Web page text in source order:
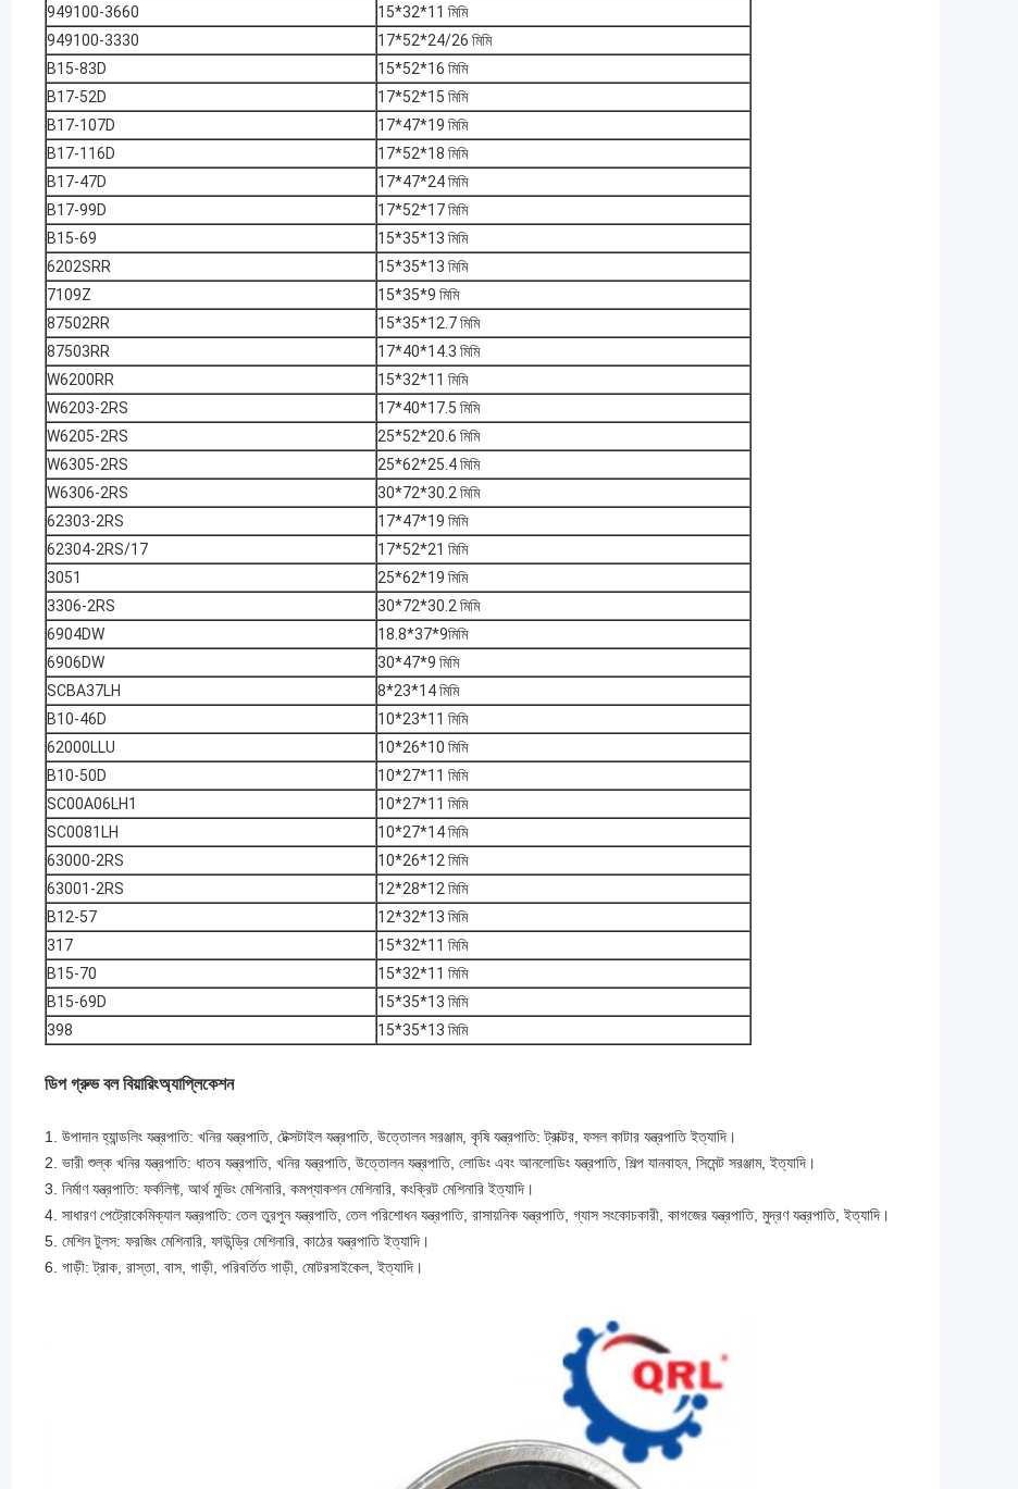
949100-3660
15*32*11 মিমি
949100-3330
17*52*24/26 মিমি
B15-83D
15*52*16 মিমি
B17-52D
17*52*15 মিমি
B17-107D
17*47*19 মিমি
B17-116D
17*52*18 মিমি
B17-47D
17*47*24 মিমি
B17-99D
17*52*17 মিমি
B15-69
15*35*13 মিমি
6202SRR
15*35*13 মিমি
7109Z
15*35*9 মিমি
87502RR
15*35*12.7 মিমি
87503RR
17*40*14.3 মিমি
W6200RR
15*32*11 মিমি
W6203-2RS
17*40*17.5 মিমি
W6205-2RS
25*52*20.6 মিমি
W6305-2RS
25*62*25.4 মিমি
W6306-2RS
30*72*30.2 মিমি
62303-2RS
17*47*19 মিমি
62304-2RS/17
17*52*21 মিমি
3051
25*62*19 মিমি
3306-2RS
30*72*30.2 মিমি
6904DW
18.8*37*9মিমি
6906DW
30*47*9 মিমি
SCBA37LH
8*23*14 মিমি
B10-46D
10*23*11 মিমি
62000LLU
10*26*10 মিমি
B10-50D
10*27*11 মিমি
SC00A06LH1
10*27*11 মিমি
SC0081LH
10*27*14 মিমি
63000-2RS
10*26*12 মিমি
63001-2RS
12*28*12 মিমি
B12-57
12*32*13 মিমি
317
15*32*11 মিমি
B15-70
15*32*11 মিমি
B15-69D
15*35*13 মিমি
398
15*35*13 মিমি
ডিপ গ্রুভ বল বিয়ারিংঅ্যাপ্লিকেশন
1. উপাদান হ্যান্ডলিং যন্ত্রপাতি: খনির যন্ত্রপাতি, টেক্সটাইল যন্ত্রপাতি, উত্তোলন সরঞ্জাম, কৃষি যন্ত্রপাতি: ট্রাক্টর, ফসল কাটার যন্ত্রপাতি ইত্যাদি।
2. ভারী শুল্ক খনির যন্ত্রপাতি: ধাতব যন্ত্রপাতি, খনির যন্ত্রপাতি, উত্তোলন যন্ত্রপাতি, লোডিং এবং আনলোডিং যন্ত্রপাতি, শিল্প যানবাহন, সিমেন্ট সরঞ্জাম, ইত্যাদি।
3. নির্মাণ যন্ত্রপাতি: ফর্কলিফ্ট, আর্থ মুভিং মেশিনারি, কমপ্যাকশন মেশিনারি, কংক্রিট মেশিনারি ইত্যাদি।
4. সাধারণ পেট্রোকেমিক্যাল যন্ত্রপাতি: তেল তুরপুন যন্ত্রপাতি, তেল পরিশোধন যন্ত্রপাতি, রাসায়নিক যন্ত্রপাতি, গ্যাস সংকোচকারী, কাগজের যন্ত্রপাতি, মুদ্রণ যন্ত্রপাতি, ইত্যাদি।
5. মেশিন টুলস: ফরজিং মেশিনারি, ফাউন্ড্রি মেশিনারি, কাঠের যন্ত্রপাতি ইত্যাদি।
6. গাড়ী: ট্রাক, রাস্তা, বাস, গাড়ী, পরিবর্তিত গাড়ী, মোটরসাইকেল, ইত্যাদি।